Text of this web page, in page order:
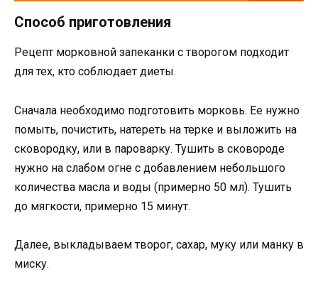
Способ приготовления
Рецепт морковной запеканки с творогом подходит
для тех, кто соблюдает диеты.
Сначала необходимо подготовить морковь. Ее нужно
помыть, почистить, натереть на терке и выложить на
сковородку, или в пароварку. Тушить в сковороде
нужно на слабом огне с добавлением небольшого
количества масла и воды (примерно 50 мл). Тушить
до мягкости, примерно 15 минут.
Далее, выкладываем творог, сахар, муку или манку в
миску.